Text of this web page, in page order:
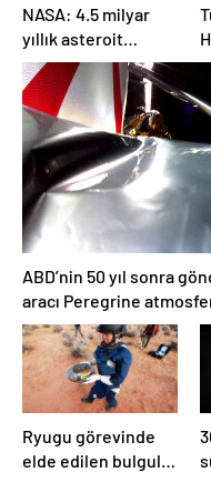
NASA: 4.5 milyar
yıllık asteroit
örnekleri Dünya’ya
getirildi; yaşamın
başlangıcına ışık
tutabilir
ABD’nin 50 yıl sonra
aracı Peregrine
düştü
Ryugu görevinde
elde edilen bulgular